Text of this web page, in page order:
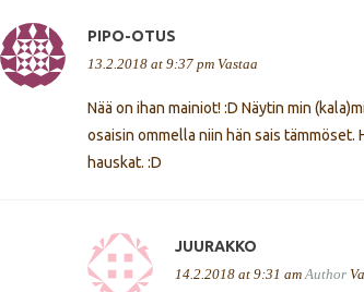
PIPO-OTUS
13.2.2018 at 9:37 pm Vastaa
Nää on ihan mainiot! :D Näytin min
osaisin ommella niin hän sais
hauskat. :D
JUURAKKO
14.2.2018 at 9:31 am Author